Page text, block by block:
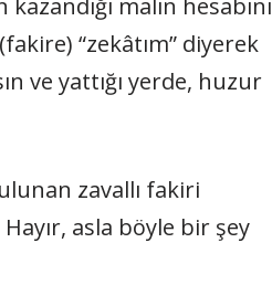
malın hesabını
“zekâtım” diyerek
ve yattığı yerde, huzur
zavallı fakiri
asla böyle bir şey